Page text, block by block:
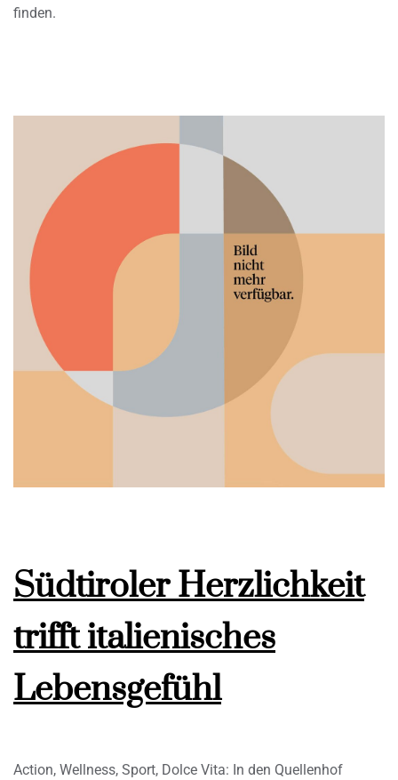
finden.
Südtiroler Herzlichkeit
trifft italienisches
Lebensgefühl
Action, Wellness, Sport, Dolce Vita: In den Quellenhof